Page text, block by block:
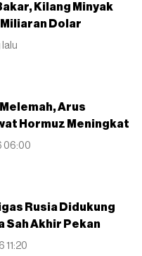
Kilang Minyak
Miliaran Dolar
lalu
Arus
Hormuz Meningkat
06:00
Rusia Didukung
Sah Akhir Pekan
11:20